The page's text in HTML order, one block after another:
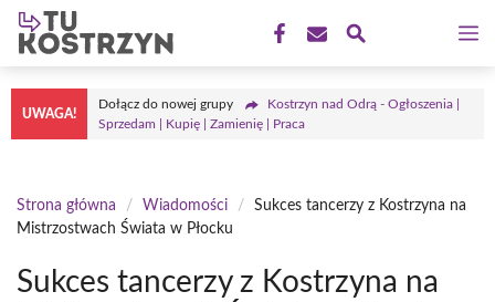
Przejdź
treści
UWAGA!
Dołącz do nowej grupy
Kostrzyn nad Odrą - Ogłoszenia |
Sprzedam | Kupię | Zamienię | Praca
Strona główna / Wiadomości /
Sukces tancerzy z Kostrzyna na
Mistrzostwach Świata w Płocku
Sukces tancerzy z Kostrzyna na